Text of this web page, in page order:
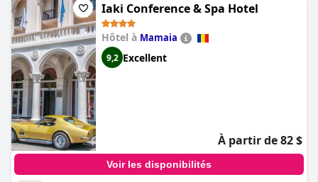
Iaki Conference & Spa Hotel
Hôtel à Mamaia
9,2 Excellent
À partir de 82 $
Voir les disponibilités